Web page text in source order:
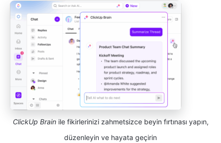
ClickUp Brainile fikirlerinizi zahmetsizce beyin fırtınası yapın,
düzenleyin ve hayata geçirin